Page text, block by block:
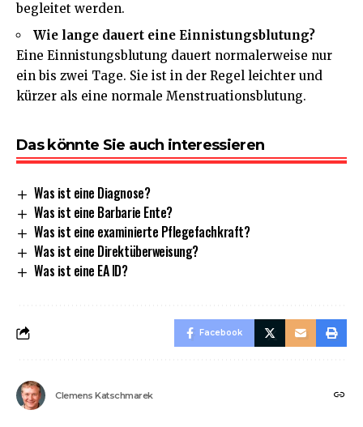
begleitet werden.
Wie lange dauert eine Einnistungsblutung?
Eine Einnistungsblutung dauert normalerweise nur
ein bis zwei Tage. Sie ist in der Regel leichter und
kürzer als eine normale Menstruationsblutung.
Das könnte Sie auch interessieren
Was ist eine Diagnose?
Was ist eine Barbarie Ente?
Was ist eine examinierte Pflegefachkraft?
Was ist eine Direktüberweisung?
Was ist eine EA ID?
Facebook
Clemens Katschmarek